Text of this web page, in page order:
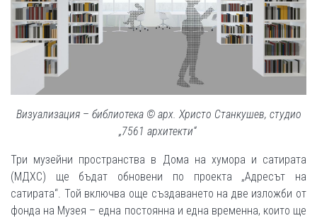
Визуализация – библиотека © арх. Христо Станкушев, студио
„7561 архитекти“
Три музейни пространства в Дома на хумора и сатирата
(МДХС) ще бъдат обновени по проекта „Адресът на
сатирата“. Той включва още създаването на две изложби от
фонда на Музея – една постоянна и една временна, които ще